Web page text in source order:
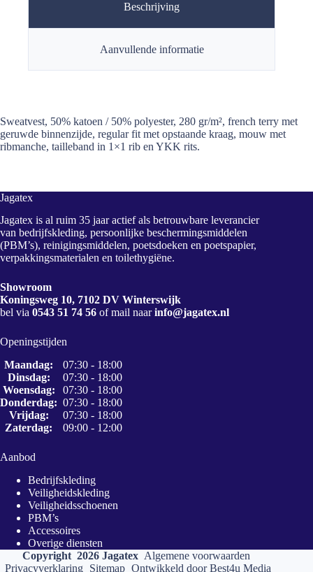
Beschrijving
Aanvullende informatie
Sweatvest, 50% katoen / 50% polyester, 280 gr/m², french terry met
geruwde binnenzijde, regular fit met opstaande kraag, mouw met
ribmanche, tailleband in 1×1 rib en YKK rits.
Jagatex
Jagatex is al ruim 35 jaar actief als betrouwbare leverancier
van bedrijfskleding, persoonlijke beschermingsmiddelen
(PBM’s), reinigingsmiddelen, poetsdoeken en poetspapier,
verpakkingsmaterialen en toilethygiëne.
Showroom
Koningsweg 10, 7102 DV Winterswijk
bel via 0543 51 74 56 of mail naarinfo@jagatex.nl
Openingstijden
Maandag:
07:30 - 18:00
Dinsdag:
07:30 - 18:00
Woensdag:
07:30 - 18:00
Donderdag: 07:30 - 18:00
Vrijdag:
07:30 - 18:00
Zaterdag:
09:00 - 12:00
Aanbod
Bedrijfskleding
Veiligheidskleding
Veiligheidsschoenen
PBM’s
Accessoires
Overige diensten
Copyright 2026 Jagatex Algemene voorwaarden
Privacyverklaring
Sitemap Ontwikkeld doorBest4u Media